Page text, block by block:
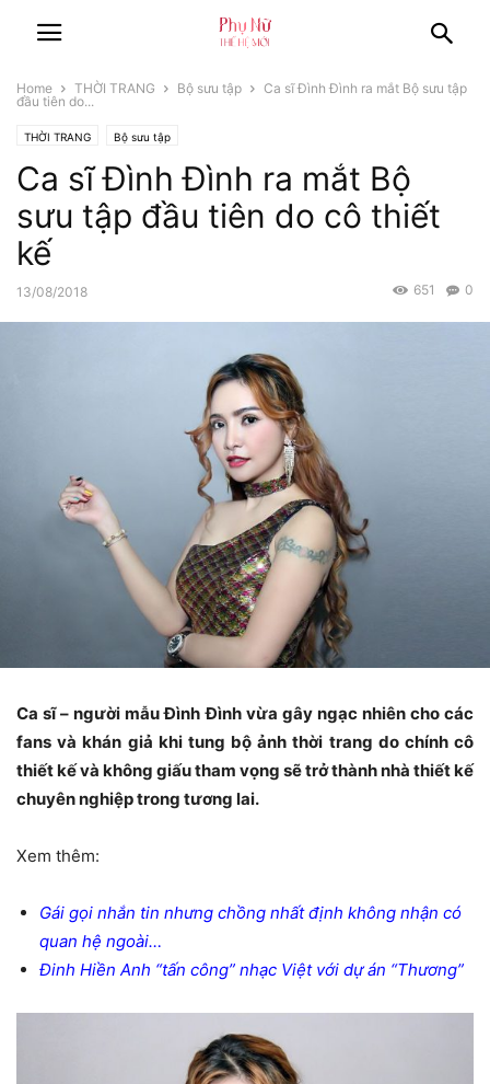
Home THỜI TRANG Bộ sưu tập
Ca sĩ Đình Đình ra mắt Bộ sưu tập
đầu tiên do...
THỜI TRANG Bộ sưu tập
Ca sĩ Đình Đình ra mắt Bộ
sưu tập đầu tiên do cô thiết
kế
13/08/2018 0
651
Ca sĩ – người mẫu Đình Đình vừa gây ngạc nhiên cho các
fans và khán giả khi tung bộ ảnh thời trang do chính cô
thiết kế và không giấu tham vọng sẽ trở thành nhà thiết kế
chuyên nghiệp trong tương lai.
Xem thêm:
Gái gọi nhắn tin nhưng chồng nhất định không nhận có
quan hệ ngoài…
Đinh Hiền Anh “tấn công” nhạc Việt với dự án “Thương”